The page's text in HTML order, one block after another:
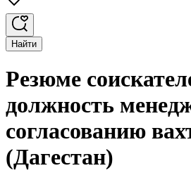
Найти
Резюме
должность
согласованию
(Дагестан)